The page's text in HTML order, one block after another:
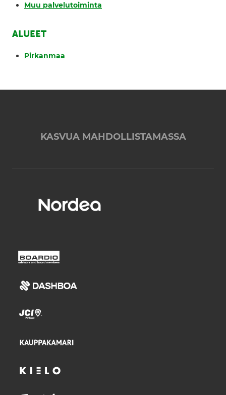
Muu palvelutoiminta
ALUEET
Pirkanmaa
KASVUA MAHDOLLISTAMASSA